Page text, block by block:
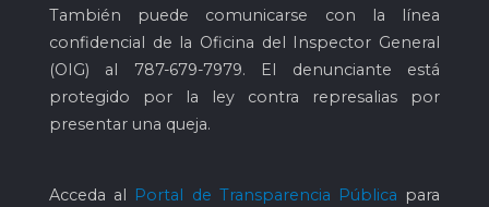
También puede comunicarse con la línea
confidencial de la Oficina del Inspector General
(OIG) al 787-679-7979. El denunciante está
protegido por la ley contra represalias por
presentar una queja.
Acceda al Portal de Transparencia Pública para